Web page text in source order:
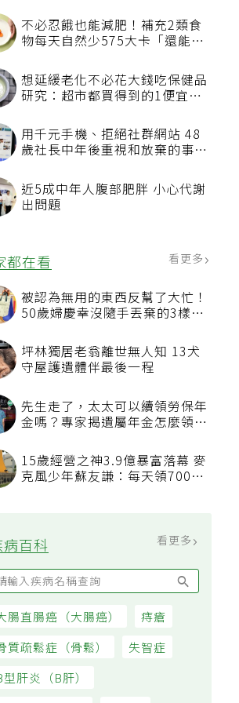
文章 看更多
物每天自然少575大卡「還能吃
飽飽的」
研究：超市都買得到的1便宜食